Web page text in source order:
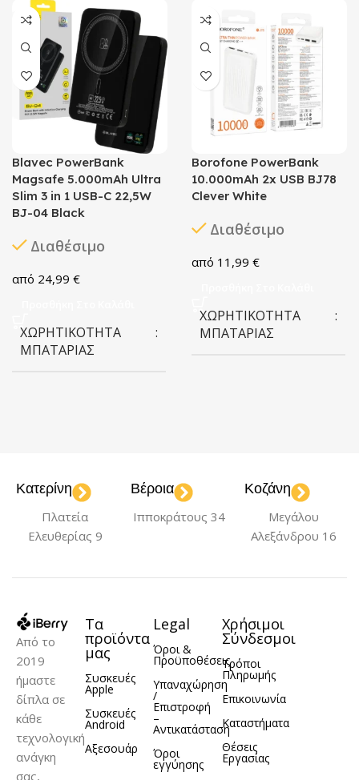
Blavec PowerBank
Magsafe 5.000mAh Ultra
Slim 3 in 1 USB-C 22,5W
BJ-04 Black
Διαθέσιμο
24,99 €
ΧΩΡΗΤΙΚΌΤΗΤΑ
ΜΠΑΤΑΡΊΑΣ
Type-C,Wireless
Borofone PowerBank
10.000mAh 2x USB BJ78
Clever White
Διαθέσιμο
11,99 €
ΧΩΡΗΤΙΚΌΤΗΤΑ
ΜΠΑΤΑΡΊΑΣ
ΧΡΏΜΑ White
Κατερίνη
Πλατεία
Ελευθερίας 9
Βέροια
Ιπποκράτους 34
Κοζάνη
Μεγάλου
Αλεξάνδρου 16
Από το
2019
ήμαστε
δίπλα σε
κάθε
τεχνολογική
ανάγκη
σας,
Τα
προϊόντα
μας
Συσκευές
Apple
Συσκευές
Android
Αξεσουάρ
Legal
Όροι &
Προϋποθέσεις
Υπαναχώρηση
/
Επιστροφή
–
Αντικατάσταση
Όροι
εγγύησης
Χρήσιμοι
Σύνδεσμοι
Τρόποι
Πληρωμής
Επικοινωνία
Καταστήματα
Θέσεις
Εργασίας